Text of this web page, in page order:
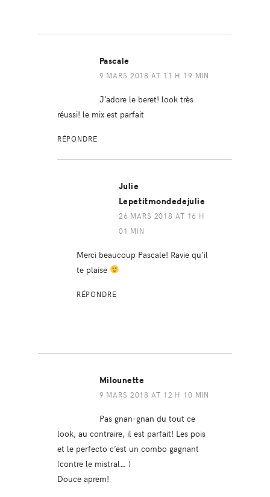
Pascale
9 MARS 2018 AT 11 H 19 MIN
J’adore le beret! look très
réussi! le mix est parfait
RÉPONDRE
Julie
Lepetitmondedejulie
26 MARS 2018 AT 16 H
01 MIN
Merci beaucoup Pascale! Ravie qu’il
te plaise
RÉPONDRE
Milounette
9 MARS 2018 AT 12 H 10 MIN
Pas gnan-gnan du tout ce
look, au contraire, il est parfait! Les pois
et le perfecto c’est un combo gagnant
(contre le mistral… )
Douce aprem!